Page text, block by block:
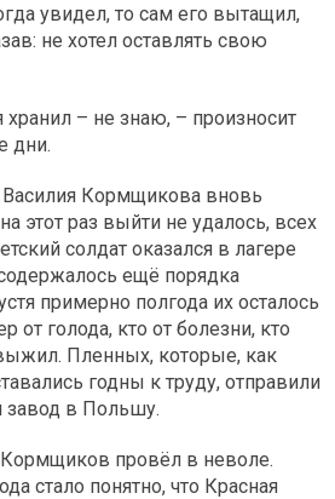
увидел, то сам его вытащил,
не хотел оставлять свою
– не знаю, – произносит
дни.
Кормщикова вновь
этот раз выйти не удалось, всех
солдат оказался в лагере
ещё порядка
примерно полгода их осталось
от голода, кто от болезни, кто
Пленных, которые, как
годны к труду, отправили
завод в Польшу.
провёл в неволе.
стало понятно, что Красная